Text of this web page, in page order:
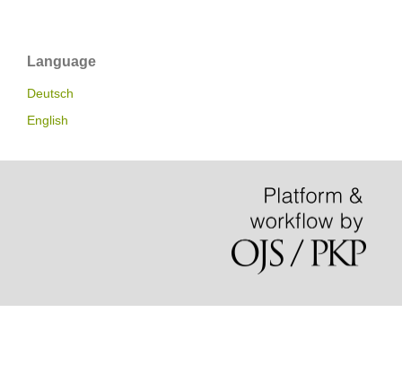
Language
Deutsch
English